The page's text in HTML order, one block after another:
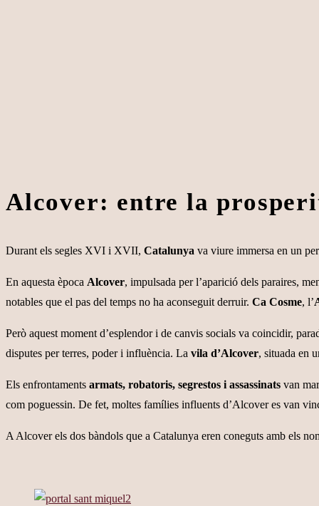
Alcover: entre la
Durant els segles XVI i XVII, Catalunya va viure immersa en un
En aquesta època Alcover, impulsada per l’aparició dels paraires,
notables que el pas del temps no ha aconseguit derruir. Ca Cosme, l’
Però aquest moment d’esplendor i de canvis socials va coincidir,
disputes per terres, poder i influència. La vila d’Alcover, situada en
Els enfrontaments armats, robatoris, segrestos i assassinats van
com poguessin. De fet, moltes famílies influents d’Alcover es van
A Alcover els dos bàndols que a Catalunya eren coneguts amb els